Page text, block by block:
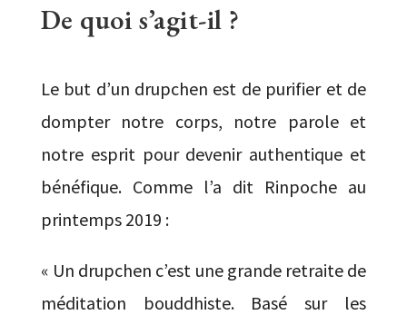
De quoi s’agit-il ?
Le but d’un drupchen est de purifier et de
dompter notre corps, notre parole et
notre esprit pour devenir authentique et
bénéfique. Comme l’a dit Rinpoche au
printemps 2019 :
« Un drupchen c’est une grande retraite de
méditation bouddhiste. Basé sur les